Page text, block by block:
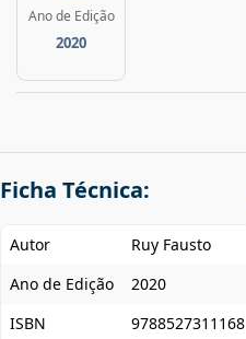
Ano de Edição
2020
Ficha Técnica:
Autor
Ruy Fausto
Ano de Edição
2020
ISBN
9788527311168